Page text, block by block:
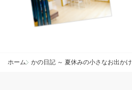
ホーム かの日記 ～ 夏休みの小さなお出かけ